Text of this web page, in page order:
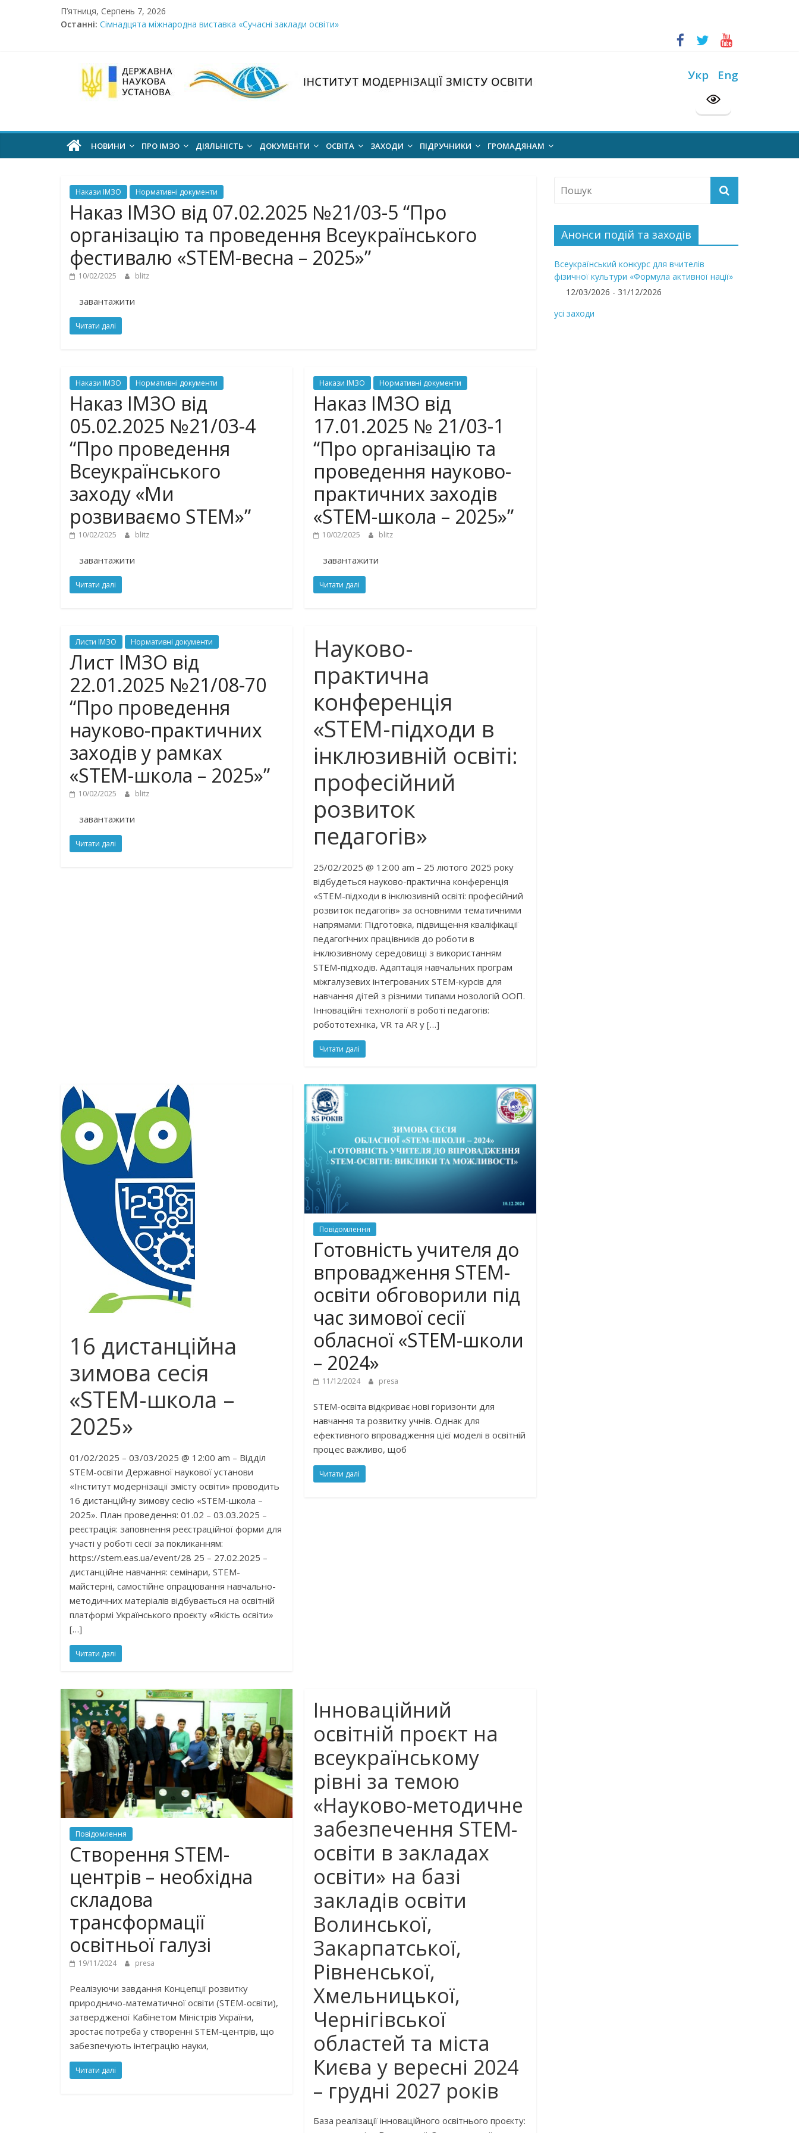
П’ятниця, Серпень 7, 2026
Останні: Сімнадцята міжнародна виставка «Сучасні заклади освіти»
МОН пропонує до громадського обговорення проєкт наказу “Про затвердження Положення про Всеукраїнський конкурс “Шкільна бібліотека”
Розпочато прийом документів на конкурс для здобуття академічних стипендій імені Героїв Небесної Сотні на 2026/2027 н. р.
Інститут
модернізації
змісту
освіти
офіційний
веб-
сайт
Укр Eng
НОВИНИ ПРО ІМЗО ДІЯЛЬНІСТЬ ДОКУМЕНТИ ОСВІТА ЗАХОДИ ПІДРУЧНИКИ ГРОМАДЯНАМ
Накази ІМЗО Нормативні документи
Наказ ІМЗО від 07.02.2025 №21/03-5 “Про
організацію та проведення Всеукраїнського
фестивалю «STEM-весна – 2025»”
10/02/2025 blitz
завантажити
Читати далі
Накази ІМЗО Нормативні документи
Наказ ІМЗО від
05.02.2025 №21/03-4
“Про проведення
Всеукраїнського
заходу «Ми
розвиваємо STEM»”
10/02/2025 blitz
завантажити
Читати далі
Накази ІМЗО Нормативні документи
Наказ ІМЗО від
17.01.2025 № 21/03-1
“Про організацію та
проведення науково-
практичних заходів
«STEM-школа – 2025»”
10/02/2025 blitz
завантажити
Читати далі
Листи ІМЗО Нормативні документи
Лист ІМЗО від
22.01.2025 №21/08-70
“Про проведення
науково-практичних
заходів у рамках
«STEM-школа – 2025»”
10/02/2025 blitz
завантажити
Читати далі
Науково-
практична
конференція
«STEM-підходи в
інклюзивній освіті:
професійний
розвиток
педагогів»
25/02/2025 @ 12:00 am – 25 лютого 2025 року
відбудеться науково-практична конференція
«STEM-підходи в інклюзивній освіті: професійний
розвиток педагогів» за основними тематичними
напрямами: Підготовка, підвищення кваліфікації
педагогічних працівників до роботи в
інклюзивному середовищі з використанням
STEM-підходів. Адаптація навчальних програм
міжгалузевих інтегрованих STEM-курсів для
навчання дітей з різними типами нозологій ООП.
Інноваційні технології в роботі педагогів:
робототехніка, VR та AR у […]
Читати далі
16 дистанційна
зимова сесія
«STEM-школа –
2025»
01/02/2025 – 03/03/2025 @ 12:00 am – Відділ
STEM-освіти Державної наукової установи
«Інститут модернізації змісту освіти» проводить
16 дистанційну зимову сесію «STEM-школа –
2025». План проведення: 01.02 – 03.03.2025 –
реєстрація: заповнення реєстраційної форми для
участі у роботі сесії за покликанням:
https://stem.eas.ua/event/28 25 – 27.02.2025 –
дистанційне навчання: семінари, STEM-
майстерні, самостійне опрацювання навчально-
методичних матеріалів відбувається на освітній
платформі Українського проєкту «Якість освіти»
[…]
Читати далі
Повідомлення
Готовність учителя до
впровадження STEM-
освіти обговорили під
час зимової сесії
обласної «STEM-школи
– 2024»
11/12/2024 presa
STEM-освіта відкриває нові горизонти для
навчання та розвитку учнів. Однак для
ефективного впровадження цієї моделі в освітній
процес важливо, щоб
Читати далі
Повідомлення
Створення STEM-
центрів – необхідна
складова
трансформації
освітньої галузі
19/11/2024 presa
Реалізуючи завдання Концепції розвитку
природничо-математичної освіти (STEM-освіти),
затвердженої Кабінетом Міністрів України,
зростає потреба у створенні STEM-центрів, що
забезпечують інтеграцію науки,
Читати далі
Інноваційний
освітній проєкт на
всеукраїнському
рівні за темою
«Науково-методичне
забезпечення STEM-
освіти в закладах
освіти» на базі
закладів освіти
Волинської,
Закарпатської,
Рівненської,
Хмельницької,
Чернігівської
областей та міста
Києва у вересні 2024
– грудні 2027 років
База реалізації інноваційного освітнього проєкту:
Анонси подій та заходів
Всеукраїнський конкурс для вчителів
фізичної культури «Формула активної нації»
12/03/2026 - 31/12/2026
усі заходи